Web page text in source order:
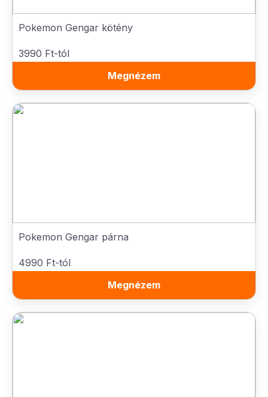
Pokemon Gengar kötény
3990 Ft-tól
Megnézem
Pokemon Gengar párna
4990 Ft-tól
Megnézem